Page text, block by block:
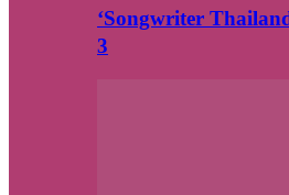
‘Songwriter
3